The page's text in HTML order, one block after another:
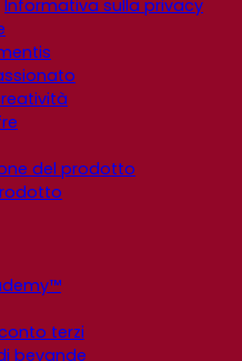
Informativa sulla privacy
del prodotto
terzi
bevande